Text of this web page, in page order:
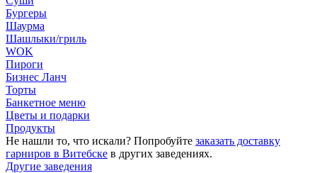
Бургеры
Шаурма
Шашлыки/гриль
WOK
Пироги
Бизнес Ланч
Торты
Банкетное меню
Цветы и подарки
Продукты
Не нашли то, что искали? Попробуйте заказать доставку
гарниров в Витебске в других заведениях.
Другие заведения